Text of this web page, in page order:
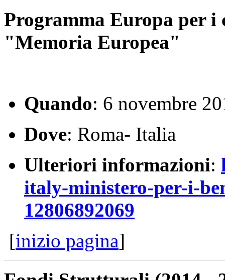
Programma Europa per
"Memoria Europea"
Quando: 6 novembre
Dove: Roma- Italia
Ulteriori informazioni:
italy-ministero-per-i-
12806892069
[inizio pagina]